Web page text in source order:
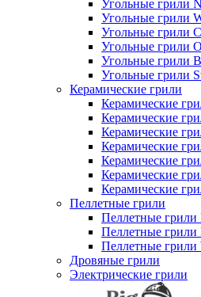
Угольные грили
Угольные грили
Угольные грили
Угольные грили
Угольные грили
Угольные грили
Керамические грили
Керамические
Керамические
Керамические
Керамические
Керамические
Керамические
Керамические
Пеллетные грили
Пеллетные грили
Пеллетные
Пеллетные грили
Дровяные грили
Электрические грили